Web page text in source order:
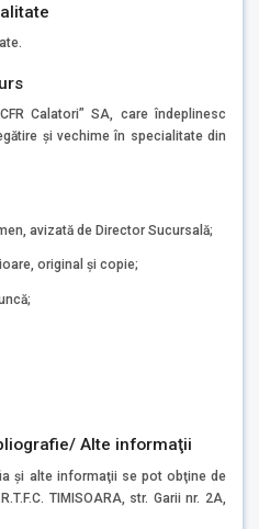
Calatori” SA, care îndeplinesc
şi vechime în specialitate din
avizată de Director Sucursală;
original şi copie;
Alte informaţii
şi alte informaţii se pot obţine de
TIMISOARA, str. Garii nr. 2A,